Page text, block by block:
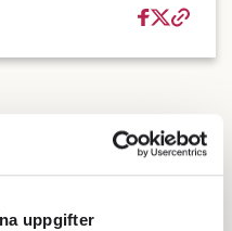
uppgifter